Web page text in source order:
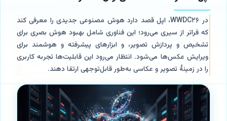
در WWDC۲۶، اپل قصد دارد هوش مصنوعی جدیدی را معرفی کند
که فراتر از سیری می‌رود؛ این فناوری شامل بهبود هوش بصری برای
تشخیص و پردازش تصویر، و ابزارهای پیشرفته و هوشمند برای
ویرایش عکس‌ها می‌شود. انتظار می‌رود این قابلیت‌ها تجربه کاربری
را در زمینهٔ تصویر و عکاسی به‌طور قابل‌توجهی ارتقا دهند.